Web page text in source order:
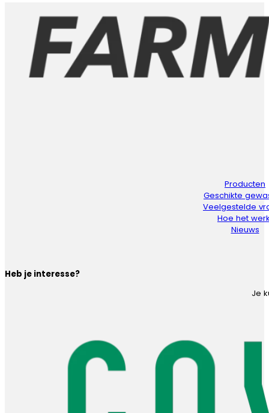
Producten
Geschikte
Veelgestelde
Hoe het
Nieuws
Heb je interesse?
Je